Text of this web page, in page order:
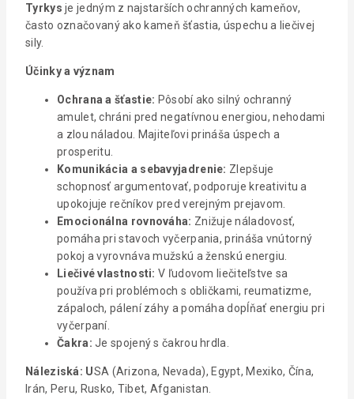
Tyrkysje jedným z najstarších ochranných kameňov,
často označovaný ako kameň šťastia, úspechu a liečivej
sily.
Účinky a význam
Ochrana a šťastie: Pôsobí ako silný ochranný
amulet, chráni pred negatívnou energiou, nehodami
a zlou náladou. Majiteľovi prináša úspech a
prosperitu.
Komunikácia a sebavyjadrenie: Zlepšuje
schopnosť argumentovať, podporuje kreativitu a
upokojuje rečníkov pred verejným prejavom.
Emocionálna rovnováha: Znižuje náladovosť,
pomáha pri stavoch vyčerpania, prináša vnútorný
pokoj a vyrovnáva mužskú a ženskú energiu.
Liečivé vlastnosti: V ľudovom liečiteľstve sa
používa pri problémoch s obličkami, reumatizme,
zápaloch, pálení záhy a pomáha dopĺňať energiu pri
vyčerpaní.
Čakra: Je spojený s čakrou hrdla.
Náleziská: USA (Arizona, Nevada), Egypt, Mexiko, Čína,
Irán, Peru, Rusko, Tibet, Afganistan.